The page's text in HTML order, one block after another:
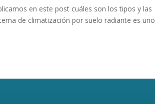
en este post cuáles son los tipos y las
de climatización por suelo radiante es uno